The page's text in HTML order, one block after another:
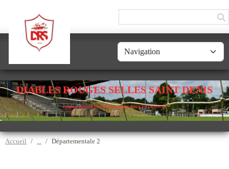
DIABLES ROUGES SELLES SAINT DENIS
DIABLE ROUGE UN JOUR, DIABLE ROUGE TOUJOURS
Accueil Départementale 2